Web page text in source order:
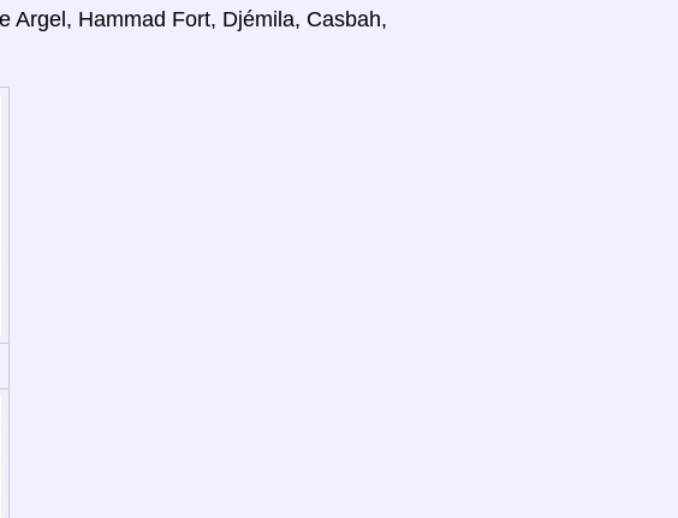
Argel, Hammad Fort, Djémila, Casbah,